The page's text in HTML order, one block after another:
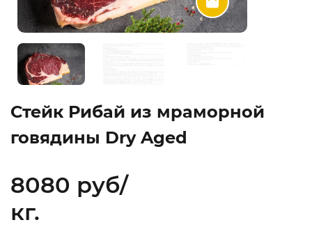
Стейк Рибай из мраморной
говядины Dry Aged
8080 руб/
кг.